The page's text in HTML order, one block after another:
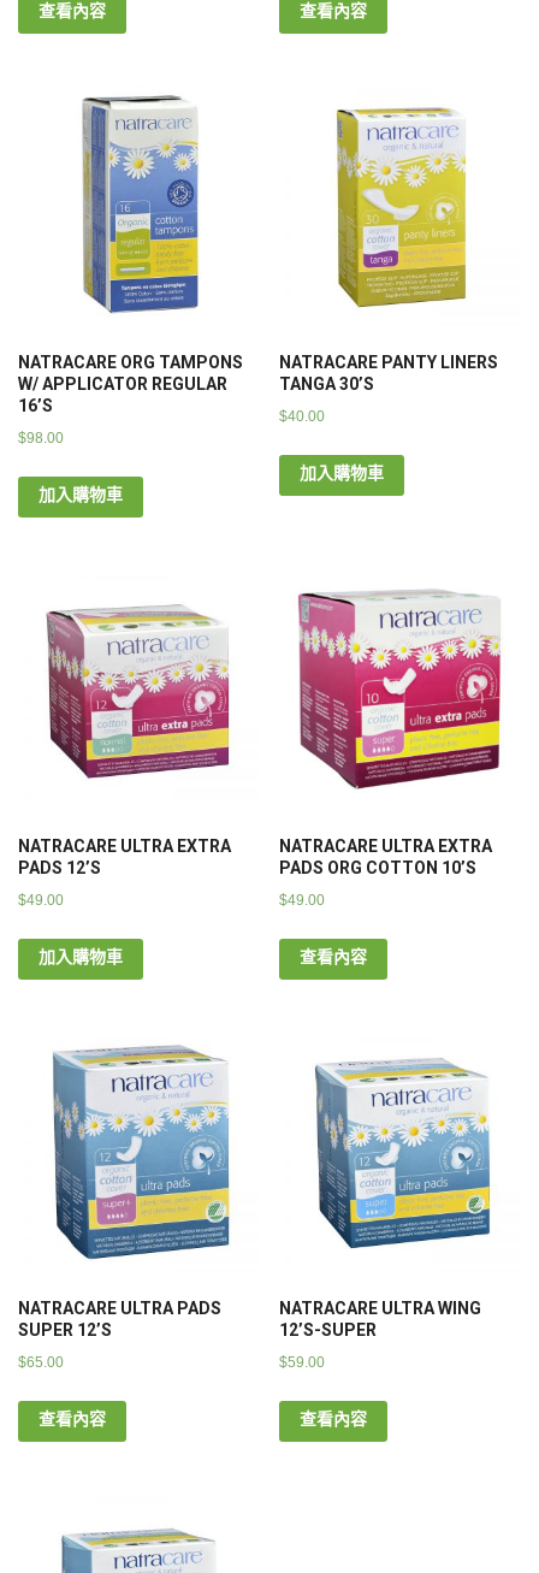
查看內容 查看內容
NATRACARE ORG TAMPONS
W/ APPLICATOR REGULAR
16’S
$98.00
加入購物車
NATRACARE PANTY LINERS
TANGA 30’S
$40.00
加入購物車
NATRACARE ULTRA EXTRA
PADS 12’S
$49.00
加入購物車
NATRACARE ULTRA EXTRA
PADS ORG COTTON 10’S
$49.00
查看內容
NATRACARE ULTRA PADS
SUPER 12’S
$65.00
查看內容
NATRACARE ULTRA WING
12’S-SUPER
$59.00
查看內容